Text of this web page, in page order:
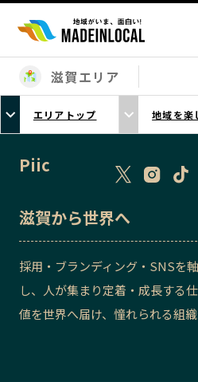
エリアから探す
北海道エリア
岩手エリア
栃木エリア
滋賀エリア
エリアトップ 地域を楽
Piic
滋賀から世界へ
採用・ブランディング・SNSを
し、人が集まり定着・成長する
値を世界へ届け、憧れられる組